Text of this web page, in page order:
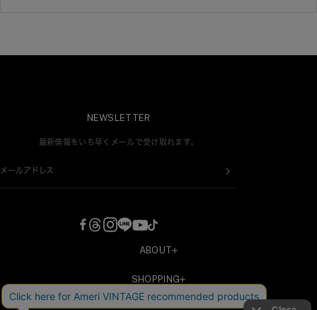
NEWSLETTER
最新情報をいち早くメールで受け取れます。
メールアドレス
ABOUT
RECRUIT
SHOPPING
新規会員登録